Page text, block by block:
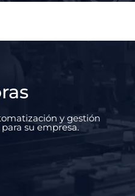
y gestión
su empresa.